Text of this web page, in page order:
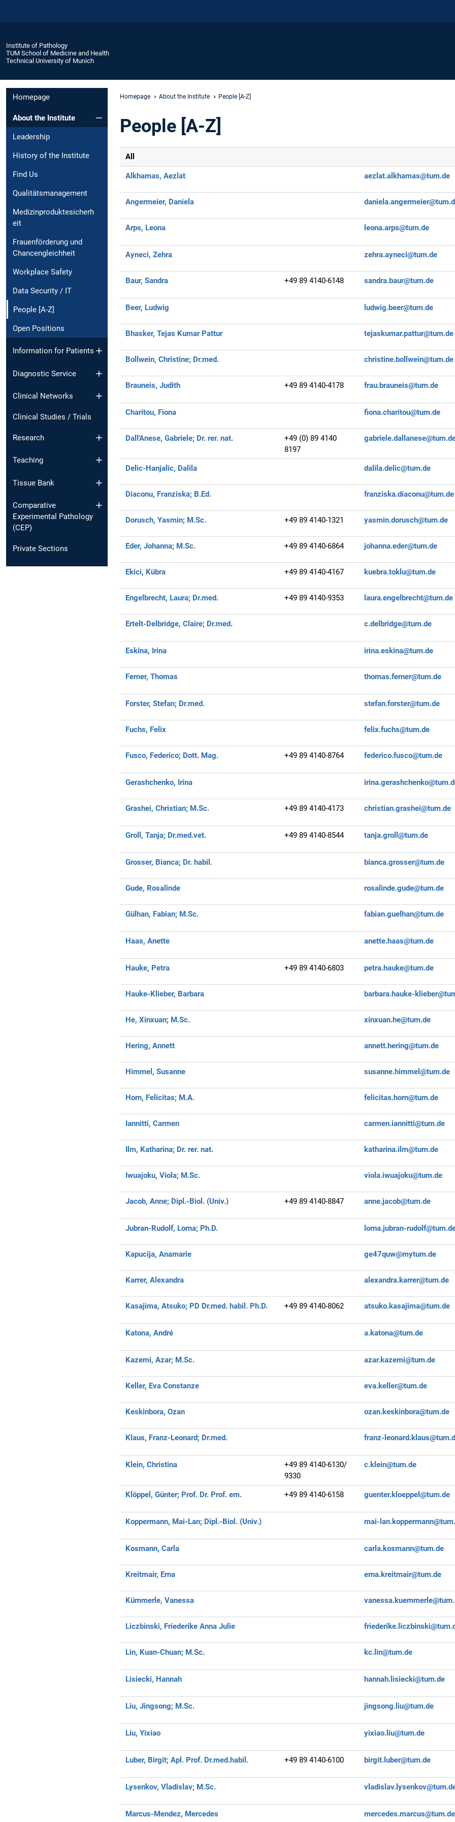
Institute of Pathology
TUM School of Medicine and Health
Technical University of Munich
Homepage
About the Institute
Leadership
History of the Institute
Find Us
Qualitätsmanagement
Medizinproduktesicherh
eit
Frauenförderung und
Chancengleichheit
Workplace Safety
Data Security / IT
People [A-Z]
Open Positions
Information for Patients
Diagnostic Service
Clinical Networks
Clinical Studies / Trials
Research
Teaching
Tissue Bank
Comparative
Experimental Pathology
(CEP)
Private Sections
Homepage About the Institute People [A-Z]
People [A-Z]
All
Alkhamas, Aezlat aezlat.alkhamas@tum.de
Angermeier, Daniela
Arps, Leona leona.arps@tum.de
Ayneci, Zehra zehra.ayneci@tum.de
Baur, Sandra +49 89 4140-6148 sandra.baur@tum.de
Beer, Ludwig ludwig.beer@tum.de
Bhasker, Tejas Kumar Pattur tejaskumar.pattur@tum.de
Bollwein, Christine; Dr.med. christine.bollwein@tum.de
Brauneis, Judith +49 89 4140-4178 frau.brauneis@tum.de
Charitou, Fiona fiona.charitou@tum.de
Dall'Anese, Gabriele; Dr. rer. nat.
+49 (0) 89 4140
8197
Delic-Hanjalic, Dalila dalila.delic@tum.de
Diaconu, Franziska; B.Ed. franziska.diaconu@tum.de
Dorusch, Yasmin; M.Sc. +49 89 4140-1321 yasmin.dorusch@tum.de
Eder, Johanna; M.Sc. +49 89 4140-6864 johanna.eder@tum.de
Ekici, Kübra +49 89 4140-4167 kuebra.toklu@tum.de
Engelbrecht, Laura; Dr.med. +49 89 4140-9353 laura.engelbrecht@tum.de
Ertelt-Delbridge, Claire; Dr.med. c.delbridge@tum.de
Eskina, Irina irina.eskina@tum.de
Ferner, Thomas thomas.ferner@tum.de
Forster, Stefan; Dr.med. stefan.forster@tum.de
Fuchs, Felix felix.fuchs@tum.de
Fusco, Federico; Dott. Mag. +49 89 4140-8764 federico.fusco@tum.de
Gerashchenko, Irina
Grashei, Christian; M.Sc. +49 89 4140-4173 christian.grashei@tum.de
Groll, Tanja; Dr.med.vet. +49 89 4140-8544 tanja.groll@tum.de
Grosser, Bianca; Dr. habil. bianca.grosser@tum.de
Gude, Rosalinde rosalinde.gude@tum.de
Gülhan, Fabian; M.Sc. fabian.guelhan@tum.de
Haas, Anette anette.haas@tum.de
Hauke, Petra +49 89 4140-6803 petra.hauke@tum.de
Hauke-Klieber, Barbara barbara.hauke-
He, Xinxuan; M.Sc. xinxuan.he@tum.de
Hering, Annett annett.hering@tum.de
Himmel, Susanne susanne.himmel@tum.de
Horn, Felicitas; M.A. felicitas.horn@tum.de
Iannitti, Carmen carmen.iannitti@tum.de
Ilm, Katharina; Dr. rer. nat. katharina.ilm@tum.de
Iwuajoku, Viola; M.Sc. viola.iwuajoku@tum.de
Jacob, Anne; Dipl.-Biol. (Univ.) +49 89 4140-8847 anne.jacob@tum.de
Jubran-Rudolf, Lorna; Ph.D. lorna.jubran-
Kapucija, Anamarie ge47quw@mytum.de
Karrer, Alexandra alexandra.karrer@tum.de
Kasajima, Atsuko; PD Dr.med. habil. Ph.D. +49 89 4140-8062 atsuko.kasajima@tum.de
Katona, André a.katona@tum.de
Kazemi, Azar; M.Sc. azar.kazemi@tum.de
Keller, Eva Constanze eva.keller@tum.de
Keskinbora, Ozan ozan.keskinbora@tum.de
Klaus, Franz-Leonard; Dr.med. franz-
Klein, Christina
+49 89 4140-6130/
9330
c.klein@tum.de
Klöppel, Günter; Prof. Dr. Prof. em. +49 89 4140-6158 guenter.kloeppel@tum.de
Koppermann, Mai-Lan; Dipl.-Biol. (Univ.) mai-
Kosmann, Carla carla.kosmann@tum.de
Kreitmair, Erna erna.kreitmair@tum.de
Kümmerle, Vanessa
Liczbinski, Friederike Anna Julie
Lin, Kuan-Chuan; M.Sc. kc.lin@tum.de
Lisiecki, Hannah hannah.lisiecki@tum.de
Liu, Jingsong; M.Sc. jingsong.liu@tum.de
Liu, Yixiao yixiao.liu@tum.de
Luber, Birgit;Apl. Prof. Dr.med.habil. +49 89 4140-6100 birgit.luber@tum.de
Lysenkov, Vladislav; M.Sc.
Marcus-Mendez, Mercedes mercedes.marcus@tum.de